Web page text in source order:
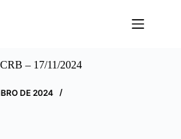
– 17/11/2024
DE 2024